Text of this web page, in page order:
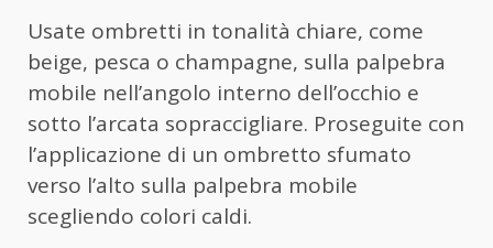
Usate ombretti in tonalità chiare, come
beige, pesca o champagne, sulla palpebra
mobile nell’angolo interno dell’occhio e
sotto l’arcata sopraccigliare. Proseguite con
l’applicazione di un ombretto sfumato
verso l’alto sulla palpebra mobile
scegliendo colori caldi.